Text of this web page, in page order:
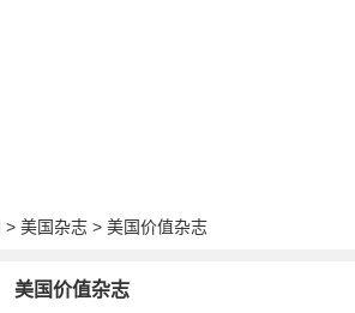
> 美国杂志 > 美国价值杂志
美国价值杂志